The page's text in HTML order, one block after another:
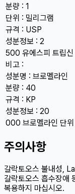
분량 : 1
단위 : 밀리그램
규격 : USP
성분정보 : 2
500 유에스피 트립신
비고 :
성분명 : 브로멜라인
분량 : 40
규격 : KP
성분정보 : 20
000 브로멜라인 단위
주의사항
갈락토오스 불내성,
갈락토오스 흡수장애
복용하지 마십시오.